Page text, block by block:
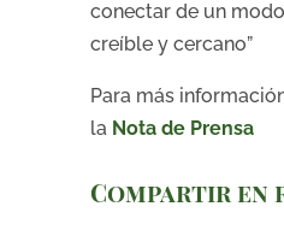
conectar de un
creíble y cercano”
Para más
la Nota de Prensa
Compartir en